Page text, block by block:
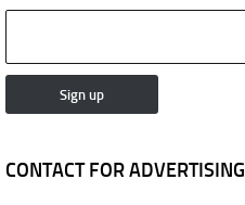
CONTACT FOR ADVERTISING